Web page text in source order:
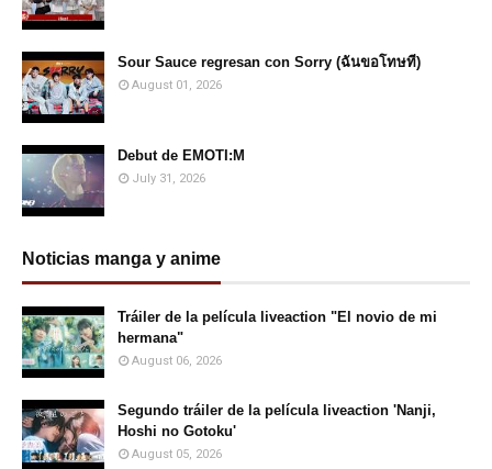
Sour Sauce regresan con Sorry (ฉันขอโทษที)
August 01, 2026
Debut de EMOTI:M
July 31, 2026
Noticias manga y anime
Tráiler de la película liveaction "El novio de mi
hermana"
August 06, 2026
Segundo tráiler de la película liveaction 'Nanji,
Hoshi no Gotoku'
August 05, 2026